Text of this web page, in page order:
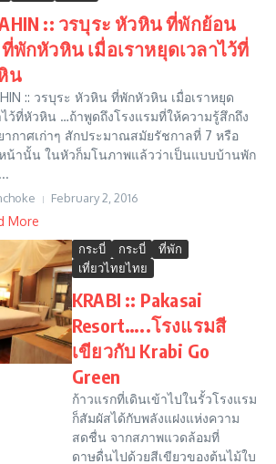
:: วรบุระ หัวหิน ที่พักย้อน
พักหัวหิน เมื่อเราหยุดเวลาไว้ที่
น
:: วรบุระ หัวหิน ที่พักหัวหิน เมื่อเราหยุด
ไว้ที่หัวหิน …ถ้าพูดถึงโรงแรมที่ให้ความรู้สึกถึง
ากาศเก่าๆ สักประมาณสมัยรัชกาลที่ 7 หรือ
น้านั้น ในหัวก็มโนภาพแล้วว่าเป็นแบบบ้านพัก
February 2, 2016
More
กระบี่ กระบี่
ที่พัก
เที่ยวไทยไทย
KRABI :: Pakasai
Resort…..โรงแรมสี
เขียวกับ Krabi Go
Green
ก้าวแรกที่เดินเข้าไปในรั้วโรงแรม
ก็สัมผัสได้กับพลังแฝงแห่งความ
สดชื่น จากสภาพแวดล้อมที่
ดาษดื่นไปด้วยสีเขียวของต้นไม้ใบ